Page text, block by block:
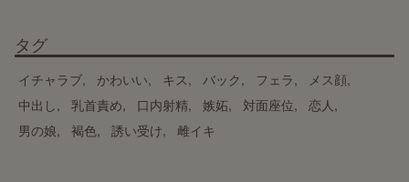
タグ
イチャラブ かわいい キス バック フェラ
メス顔
中出し
乳首責め 口内射精 嫉妬 対面座位
恋人
男の娘
褐色 誘い受け 雌イキ